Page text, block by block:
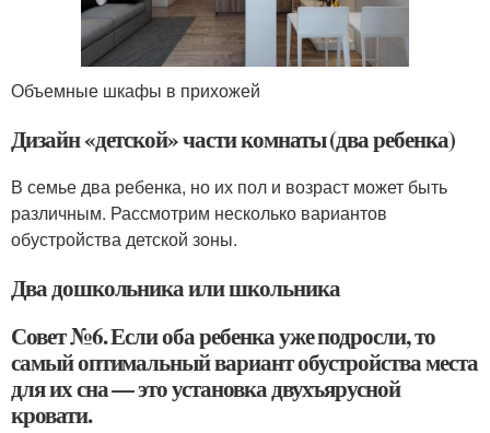
Объемные шкафы в прихожей
Дизайн «детской» части комнаты (два ребенка)
В семье два ребенка, но их пол и возраст может быть
различным. Рассмотрим несколько вариантов
обустройства детской зоны.
Два дошкольника или школьника
Совет №6. Если оба ребенка уже подросли, то
самый оптимальный вариант обустройства места
для их сна — это установка двухъярусной
кровати.